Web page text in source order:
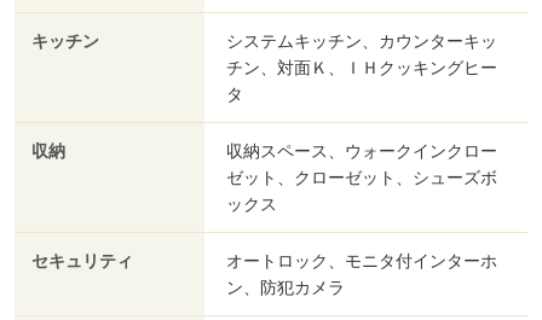
キッチン
システムキッチン、カウンターキッ
チン、対面Ｋ、ＩＨクッキングヒー
タ
収納
収納スペース、ウォークインクロー
ゼット、クローゼット、シューズボ
ックス
セキュリティ
オートロック、モニタ付インターホ
ン、防犯カメラ